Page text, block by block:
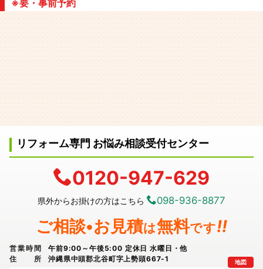
※要・事前予約
リフォーム専門 お悩み相談受付センター
0120-947-629
県外からお掛けの方はこちら 098-936-8877
ご相談•お見積は無料です!!
営業時間
午前9:00～午後5:00 定休日 水曜日・他
住所
沖縄県中頭郡北谷町字上勢頭667-1 地図